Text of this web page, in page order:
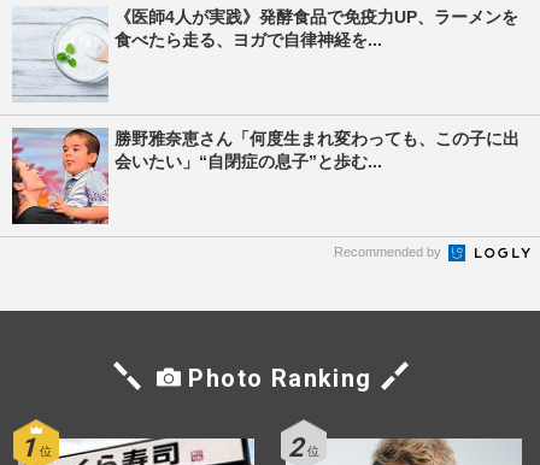
《医師4人が実践》発酵食品で免疫力UP、ラーメンを
食べたら走る、ヨガで自律神経を...
勝野雅奈恵さん「何度生まれ変わっても、この子に出
会いたい」“自閉症の息子”と歩む...
Recommended by
Photo Ranking